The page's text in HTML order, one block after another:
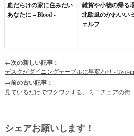
血だらけの家に住みたい
あなたに – Blood -
雑貨や小物の帰る
北欧風のかわいい
ェルフ
←次の新しい記事：
デスクがダイニングテーブルに早変わり - Two-
→前の古い記事：
見ているだけでワクワクする、ミニチュアの街
シェアお願いします！